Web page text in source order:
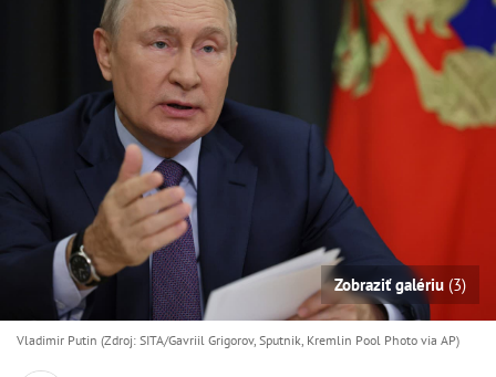
Zobraziť galériu (3)
Vladimir Putin (Zdroj: SITA/Gavriil Grigorov, Sputnik, Kremlin Pool Photo via AP)